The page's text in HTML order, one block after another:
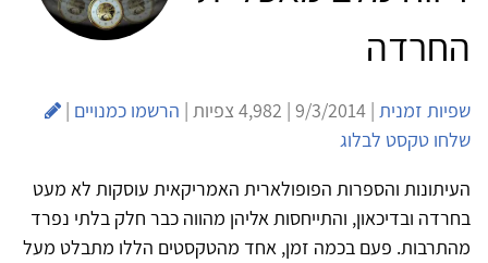
החרדה
שפיות זמנית | 9/3/2014 | 4,982 צפיות | הרשמו כמנויים |
שלחו טקסט לבלוג
העיתונות והספרות הפופולארית האמריקאית עוסקות לא מעט
בחרדה ובדיכאון, והתייחסות אליהן מהווה כבר חלק בלתי נפרד
מהתרבות. פעם בכמה זמן, אחד מהטקסטים הללו מתבלט מעל